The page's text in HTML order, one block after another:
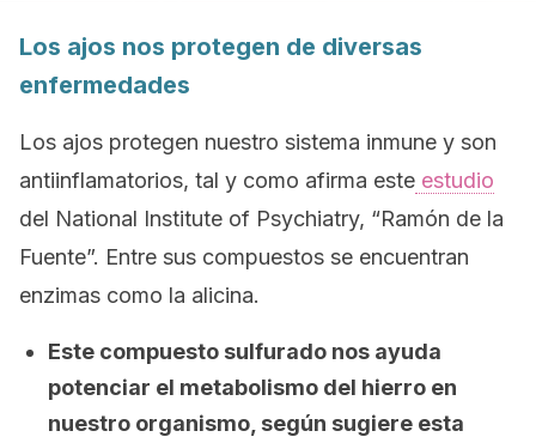
Los ajos nos protegen de diversas
enfermedades
Los ajos protegen nuestro sistema inmune y son
antiinflamatorios, tal y como afirma este estudio
del National Institute of Psychiatry, “Ramón de la
Fuente”. Entre sus compuestos se encuentran
enzimas como la alicina.
Este compuesto sulfurado nos ayuda
potenciar el metabolismo del hierro en
nuestro organismo, según sugiere esta